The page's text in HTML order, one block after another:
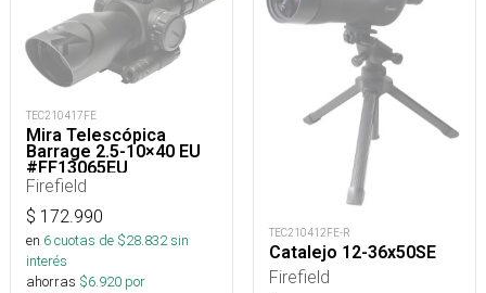
TEC210417FE
Mira Telescópica
Barrage 2.5-10×40 EU
#FF13065EU
Firefield
$ 172.990
en 6cuotas de $28.832sin
interés
ahorras $6.920 por
TEC210412FE-R
Catalejo 12-36x50SE
Firefield